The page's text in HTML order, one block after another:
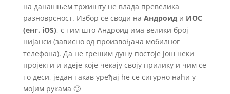
на данашњем тржишту не влада превелика
разноврсност. Избор се своди на Андроиди ИОС
(енг. iOS), с тим што Андроид има велики број
нијанси (зависно од произвођача мобилног
телефона). Да не грешим душу постоје још неки
пројекти и идеје које чекају своју прилику и чим се
то деси, један такав уређај ће се сигурно наћи у
мојим рукама 🙂